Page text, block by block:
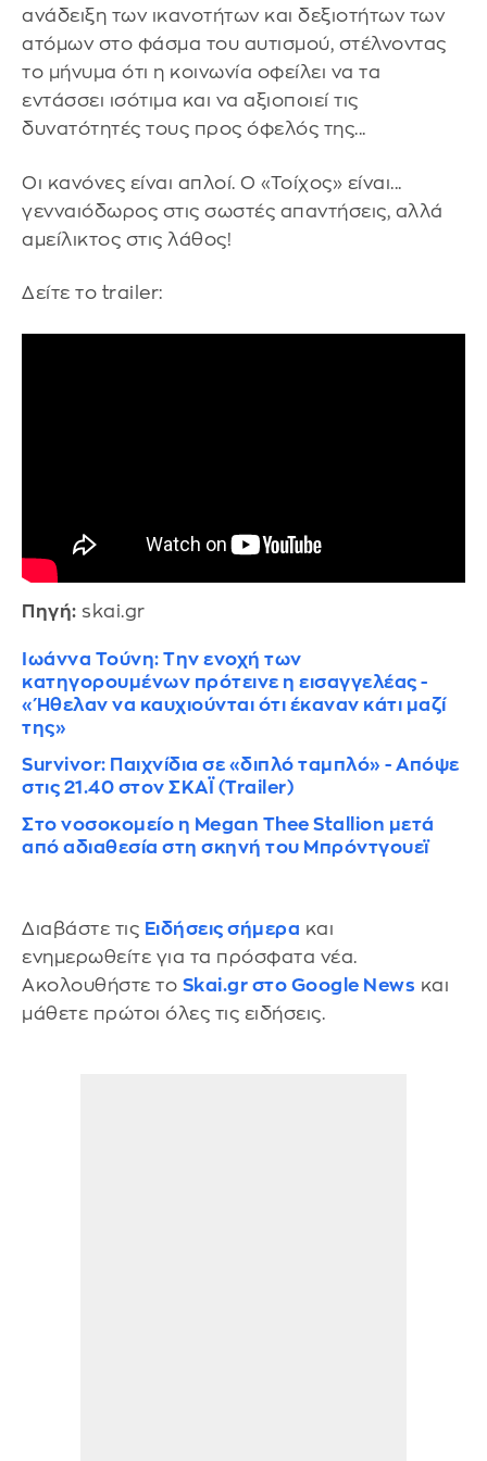
ανάδειξη των ικανοτήτων και δεξιοτήτων των
ατόμων στο φάσμα του αυτισμού, στέλνοντας
το μήνυμα ότι η κοινωνία οφείλει να τα
εντάσσει ισότιμα και να αξιοποιεί τις
δυνατότητές τους προς όφελός της...
Οι κανόνες είναι απλοί. Ο «Τοίχος» είναι...
γενναιόδωρος στις σωστές απαντήσεις, αλλά
αμείλικτος στις λάθος!
Δείτε το trailer:
Πηγή: skai.gr
Ιωάννα Τούνη: Την ενοχή των
κατηγορουμένων πρότεινε η εισαγγελέας -
«Ήθελαν να καυχιούνται ότι έκαναν κάτι μαζί
της»
Survivor: Παιχνίδια σε «διπλό ταμπλό» - Απόψε
στις 21.40 στον ΣΚΑΪ (Trailer)
Στο νοσοκομείο η Megan Thee Stallion μετά
από αδιαθεσία στη σκηνή του Μπρόντγουεϊ
Διαβάστε τις Ειδήσεις σήμερα και
ενημερωθείτε για τα πρόσφατα νέα.
Ακολουθήστε το Skai.gr στο Google News και
μάθετε πρώτοι όλες τις ειδήσεις.